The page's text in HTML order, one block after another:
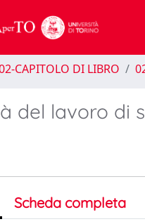
CAPITOLO DI LIBRO
del lavoro di
Scheda completa